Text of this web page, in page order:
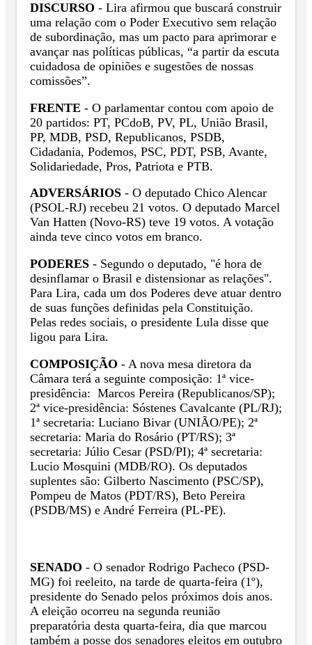
DISCURSO - Lira afirmou que buscará construir
uma relação com o Poder Executivo sem relação
de subordinação, mas um pacto para aprimorar e
avançar nas políticas públicas, “a partir da escuta
cuidadosa de opiniões e sugestões de nossas
comissões”.
FRENTE - O parlamentar contou com apoio de
20 partidos: PT, PCdoB, PV, PL, União Brasil,
PP, MDB, PSD, Republicanos, PSDB,
Cidadania, Podemos, PSC, PDT, PSB, Avante,
Solidariedade, Pros, Patriota e PTB.
ADVERSÁRIOS - O deputado Chico Alencar
(PSOL-RJ) recebeu 21 votos. O deputado Marcel
Van Hatten (Novo-RS) teve 19 votos. A votação
ainda teve cinco votos em branco.
PODERES - Segundo o deputado, "é hora de
desinflamar o Brasil e distensionar as relações".
Para Lira, cada um dos Poderes deve atuar dentro
de suas funções definidas pela Constituição.
Pelas redes sociais, o presidente Lula disse que
ligou para Lira.
COMPOSIÇÃO - A nova mesa diretora da
Câmara terá a seguinte composição: 1ª vice-
presidência: Marcos Pereira (Republicanos/SP);
2ª vice-presidência: Sóstenes Cavalcante (PL/RJ);
1ª secretaria: Luciano Bivar (UNIÃO/PE); 2ª
secretaria: Maria do Rosário (PT/RS); 3ª
secretaria: Júlio Cesar (PSD/PI); 4ª secretaria:
Lucio Mosquini (MDB/RO). Os deputados
suplentes são: Gilberto Nascimento (PSC/SP),
Pompeu de Matos (PDT/RS), Beto Pereira
(PSDB/MS) e André Ferreira (PL-PE).
SENADO - O senador Rodrigo Pacheco (PSD-
MG) foi reeleito, na tarde de quarta-feira (1º),
presidente do Senado pelos próximos dois anos.
A eleição ocorreu na segunda reunião
preparatória desta quarta-feira, dia que marcou
também a posse dos senadores eleitos em outubro